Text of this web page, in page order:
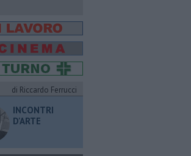
di Riccardo Ferrucci
INCONTRI
D'ARTE